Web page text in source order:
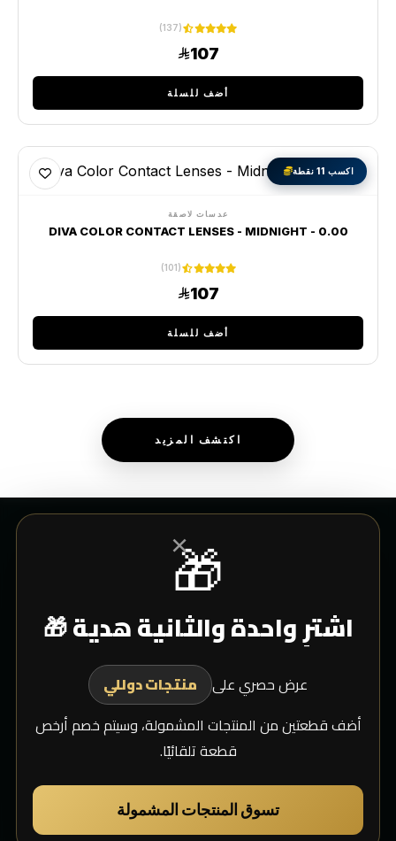
(137)
107
أضف للسلة
اكسب 11 نقطة
عدسات لاصقة
DIVA COLOR CONTACT LENSES - MIDNIGHT - 0.00
(101)
107
أضف للسلة
اكتشف المزيد
×
🎁
اشترِ واحدة والثانية هدية 🎁
عرض حصري على منتجات دوللي
أضف قطعتين من المنتجات المشمولة، وسيتم خصم أرخص
قطعة تلقائيًا.
تسوق المنتجات المشمولة
خدمة العملاء
المدونة
تتبع الشحن
الدعم الفني
حسابي